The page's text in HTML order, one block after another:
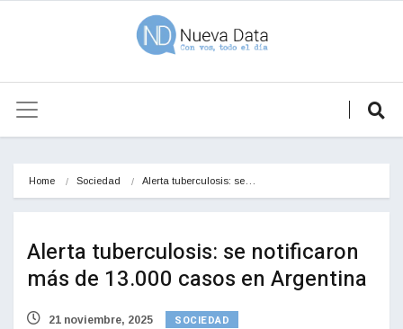
Home Sociedad Alerta tuberculosis: se…
Alerta tuberculosis: se notificaron
más de 13.000 casos en Argentina
21 noviembre, 2025 SOCIEDAD